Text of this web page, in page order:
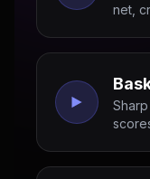
net,